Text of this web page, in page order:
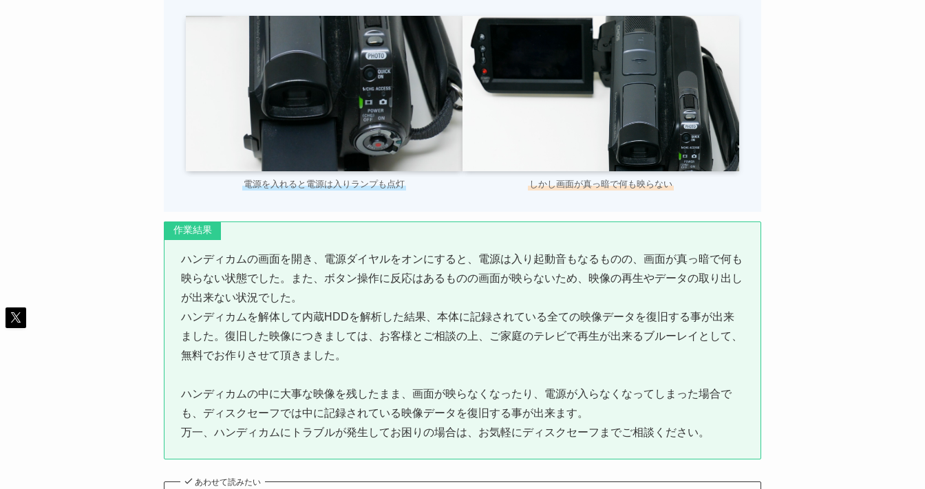
電源を入れると電源は入りランプも点灯 しかし画面が真っ暗で何も映らない
作業結果
ハンディカムの画面を開き、電源ダイヤルをオンにすると、電源は入り起動音もなるものの、画面が真っ暗で何も
映らない状態でした。また、ボタン操作に反応はあるものの画面が映らないため、映像の再生やデータの取り出し
が出来ない状況でした。
ハンディカムを解体して内蔵HDDを解析した結果、本体に記録されている全ての映像データを復旧する事が出来
ました。復旧した映像につきましては、お客様とご相談の上、ご家庭のテレビで再生が出来るブルーレイとして、
無料でお作りさせて頂きました。
ハンディカムの中に大事な映像を残したまま、画面が映らなくなったり、電源が入らなくなってしまった場合で
も、ディスクセーフでは中に記録されている映像データを復旧する事が出来ます。
万一、ハンディカムにトラブルが発生してお困りの場合は、お気軽にディスクセーフまでご相談ください。
あわせて読みたい